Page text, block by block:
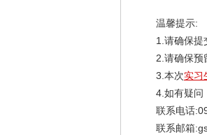
温馨提示:
1.请确保提交
2.请确保预留
3.本次实习
4.如有疑问，
联系电话
联系邮箱